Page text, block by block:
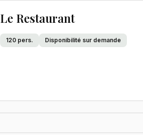
Le Restaurant
120 pers. Disponibilité sur demande